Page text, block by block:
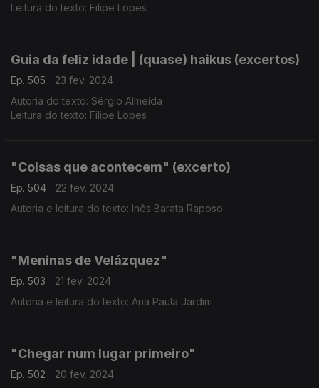
Leitura do texto: Filipe Lopes
Guia da feliz idade | (quase) haikus (excertos)
Ep. 505
23 fev. 2024
Autoria do texto: Sérgio Almeida
Leitura do texto: Filipe Lopes
"Coisas que acontecem" (excerto)
Ep. 504
22 fev. 2024
Autoria e leitura do texto: Inês Barata Raposo
"Meninas de Velázquez"
Ep. 503
21 fev. 2024
Autoria e leitura do texto: Ana Paula Jardim
"Chegar num lugar primeiro"
Ep. 502
20 fev. 2024